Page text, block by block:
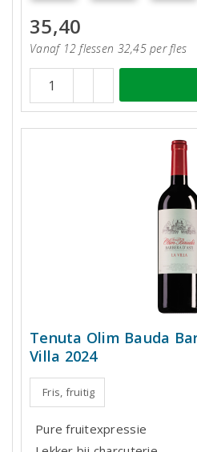
35,40
Vanaf 12 flessen 32,45 per fles
Tenuta Olim Bauda
Villa 2024
Fris, fruitig
Pure fruitexpressie